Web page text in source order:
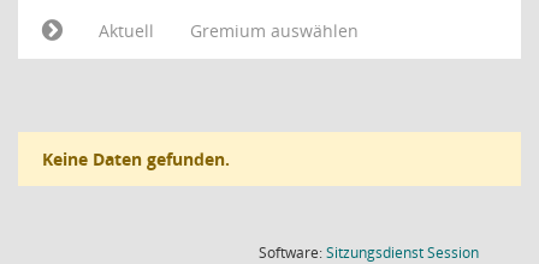
Aktuell
Gremium auswählen
Keine Daten gefunden.
Software:SitzungsdienstSession(Wird in